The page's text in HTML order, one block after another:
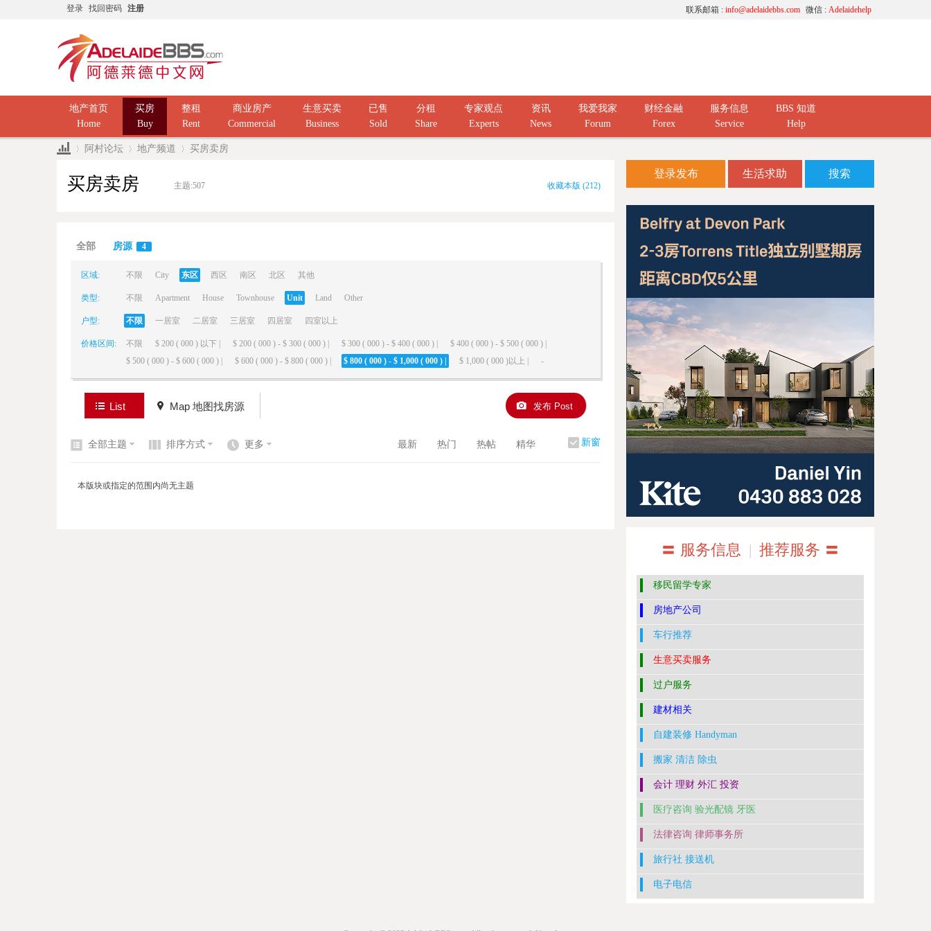
登录 找回密码 注册 微信 : Adelaidehelp
联系邮箱 : info@adelaidebbs.com
地产首页
Home
买房
Buy
整租
Rent
商业房产
Commercial
生意买卖
Business
已售
Sold
分租
Share
专家观点
Experts
资讯
News
我爱我家
Forum
财经金融
Forex
服务信息
Service
BBS 知道
Help
阿村论坛 地产频道 买房卖房
买房卖房 主题:507 收藏本版 (212)
全部 房源 4
区域: 不限 City 东区 西区 南区 北区 其他
类型: 不限 Apartment House Townhouse Unit Land Other
户型: 不限 一居室 二居室 三居室 四居室 四室以上
价格区间: 不限 $ 200 ( 000 ) 以下 | $ 200 ( 000 ) - $ 300 ( 000 ) | $ 300 ( 000 ) - $ 400 ( 000 ) |
$ 400 ( 000 ) - $ 500 ( 000 ) |
$ 500 ( 000 ) - $ 600 ( 000 ) |
$ 600 ( 000 ) - $ 800 ( 000 ) | $ 800 ( 000 ) - $ 1,000 ( 000 ) | $ 1,000 ( 000 )以上 | -
List Map 地图找房源 发布 Post
新窗
全部主题 排序方式 更多 最新 热门 热帖 精华
本版块或指定的范围内尚无主题
登录发布 生活求助 搜索
〓 服务信息 | 推荐服务 〓
移民留学专家
房地产公司
车行推荐
生意买卖服务
过户服务
建材相关
自建装修 Handyman
搬家 清洁 除虫
会计 理财 外汇 投资
医疗咨询 验光配镜 牙医
法律咨询 律师事务所
旅行社 接送机
电子电信